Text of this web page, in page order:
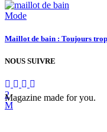
Mode
Maillot de bain : Toujours
NOUS SUIVRE
Magazine made for you.